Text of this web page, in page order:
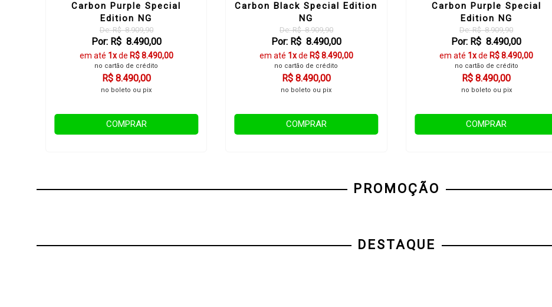
Carbon Purple Special
Edition NG
De: R$ 8.909,90
Por: R$ 8.490,00
em até 1xde R$ 8.490,00
no cartão de crédito
R$ 8.490,00
no boleto ou pix
COMPRAR
Carbon Black Special Edition
NG
De: R$ 8.909,90
Por: R$ 8.490,00
em até 1xde R$ 8.490,00
no cartão de crédito
R$ 8.490,00
no boleto ou pix
COMPRAR
Carbon Purple Special
Edition NG
De: R$ 8.909,90
Por: R$ 8.490,00
em até 1xde R$ 8.490,00
no cartão de crédito
R$ 8.490,00
no boleto ou pix
COMPRAR
PROMOÇÃO
DESTAQUE